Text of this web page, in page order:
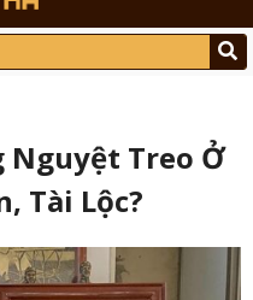
Nguyệt Treo Ở
Tài Lộc?